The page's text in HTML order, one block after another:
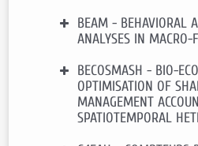
Contact:
BEAM - BEHAVIORAL
ANALYSES IN MACRO-
Financement:
l’Agence
ANR) Français,
néerlandaises
BECOSMASH - BIO-
OPTIMISATION OF
MANAGEMENT
SPATIOTEMPORAL